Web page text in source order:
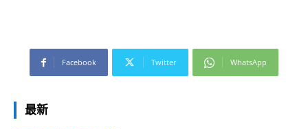
Facebook Twitter WhatsApp
最新